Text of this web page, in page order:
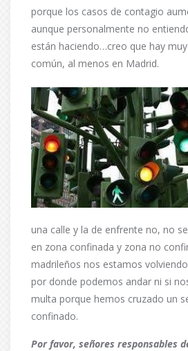
porque los casos de contagio
aunque personalmente no
están haciendo…creo que hay
común, al menos en Madrid.
una calle y la de enfrente no, no
en zona confinada y zona no
madrileños nos estamos
por donde podemos andar ni si
multa porque hemos cruzado un
confinado.
Por favor, señores responsables